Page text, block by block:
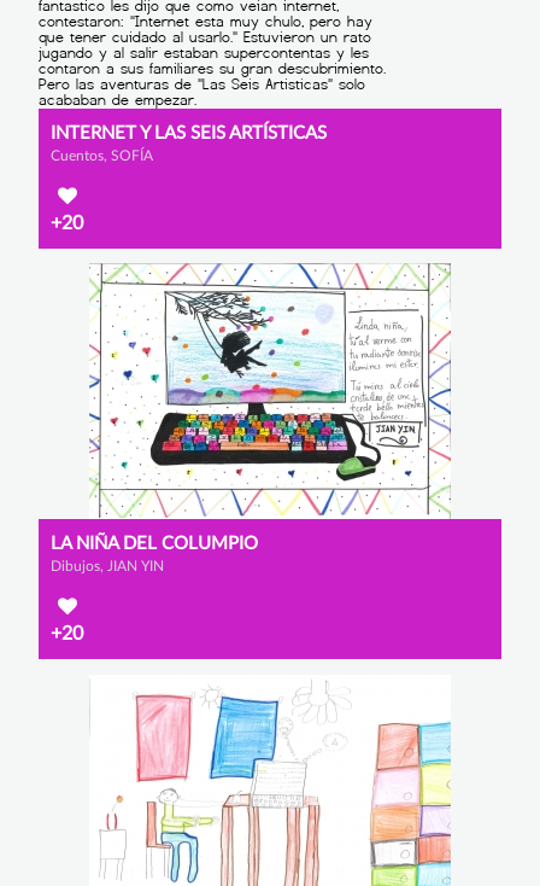
INTERNET Y LAS SEIS ARTÍSTICAS
Cuentos, SOFÍA
+20
LA NIÑA DEL COLUMPIO
Dibujos, JIAN YIN
+20